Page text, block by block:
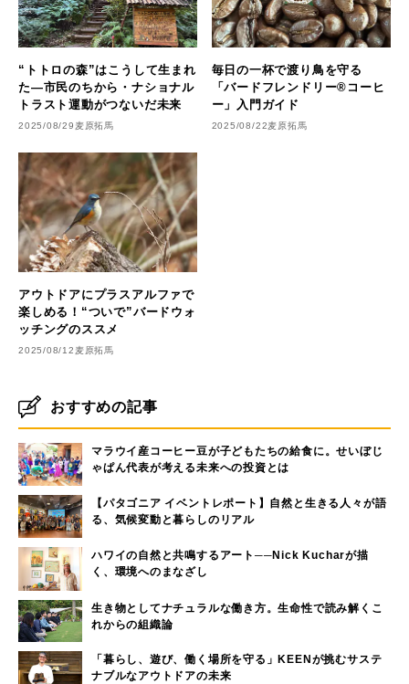
“トトロの森”はこうして生まれ
た―市民のちから・ナショナル
トラスト運動がつないだ未来
2025/08/29 麦原拓馬
毎日の一杯で渡り鳥を守る
「バードフレンドリー®コーヒ
ー」入門ガイド
2025/08/22麦原拓馬
アウトドアにプラスアルファで
楽しめる！“ついで”バードウォ
ッチングのススメ
2025/08/12 麦原拓馬
おすすめの記事
マラウイ産コーヒー豆が子どもたちの給食に。せいぼじ
ゃぱん代表が考える未来への投資とは
【パタゴニア イベントレポート】自然と生きる人々が語
る、気候変動と暮らしのリアル
ハワイの自然と共鳴するアート──Nick Kucharが描
く、環境へのまなざし
生き物としてナチュラルな働き方。生命性で読み解くこ
れからの組織論
「暮らし、遊び、働く場所を守る」KEENが挑むサステ
ナブルなアウトドアの未来